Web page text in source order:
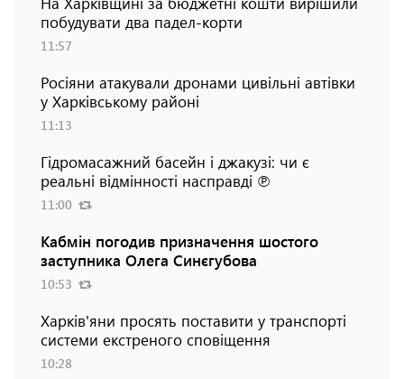
побудувати два падел-корти
11:57
Росіяни атакували дронами цивільні автівки
у Харківському районі
11:13
Гідромасажний басейн і джакузі: чи є
реальні відмінності насправді ℗
11:00
Кабмін погодив призначення шостого
заступника Олега Синєгубова
10:53
Харків'яни просять поставити у транспорті
системи екстреного сповіщення
10:28